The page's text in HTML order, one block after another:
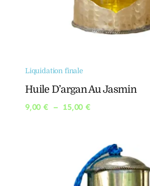
Liquidation finale
Huile D’argan Au Jasmin
9,00€ – 15,00€Plage
15,00 €